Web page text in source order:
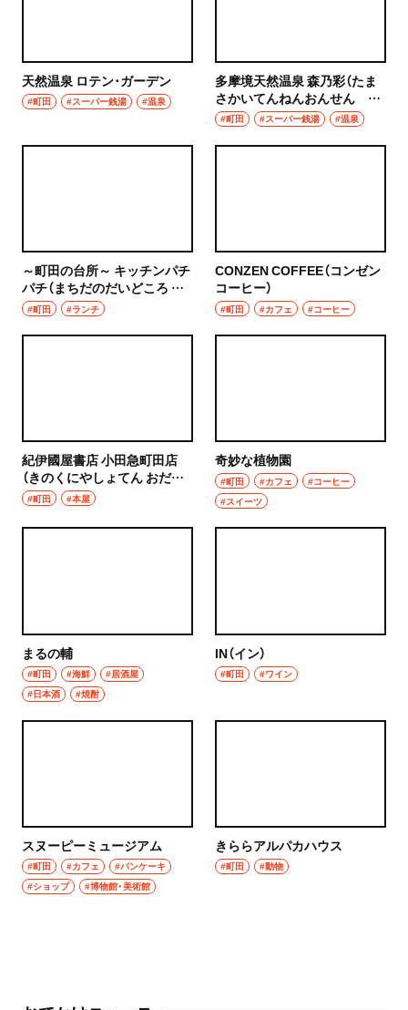
天然温泉 ロテン･ガーデン
#町田 #スーパー銭湯 #温泉
多摩境天然温泉 森乃彩（たま
さかいてんねんおんせん も
りのいろどり）
#町田 #スーパー銭湯 #温泉
～町田の台所～ キッチンパチ
パチ（まちだのだいどころ き
っちんぱちぱち）
#町田 #ランチ
CONZEN COFFEE（コンゼン
コーヒー）
#町田 #カフェ #コーヒー
紀伊國屋書店 小田急町田店
（きのくにやしょてん おだき
ゅうまちだてん）
#町田 #本屋
奇妙な植物園
#町田 #カフェ
#コーヒー
#スイーツ
まるの輔
#町田 #海鮮
#居酒屋
#日本酒
#焼酎
IN（イン）
#町田 #ワイン
スヌーピーミュージアム
#町田 #カフェ
#パンケーキ
#ショップ
#博物館・美術館
きららアルパカハウス
#町田 #動物